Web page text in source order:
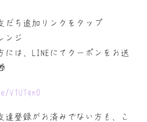
だち追加リンクをタップ
ンジ
は、LINEにてクーポンをお送
達登録がお済みでない方も、こ